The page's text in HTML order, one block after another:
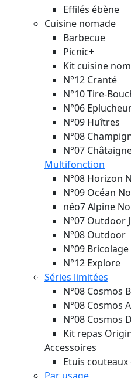
Effilés ébène
Cuisine nomade
Barbecue
Picnic+
Kit cuisine
N°12 Cranté
N°10 Tire-
N°06
N°09 Huîtres
N°08
N°07
Multifonction
N°08 Horizon
N°09 Océan
néo7 Alpine
N°07 Outdoor
N°08 Outdoor
N°09 Bricolage
N°12 Explore
Séries limitées
N°08 Cosmos
N°08 Cosmos
N°08 Cosmos
Kit repas
Accessoires
Etuis